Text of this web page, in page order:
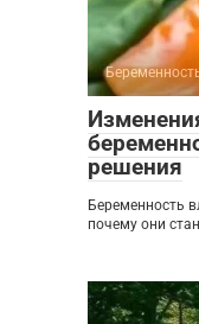
решения
Беременность
почему они